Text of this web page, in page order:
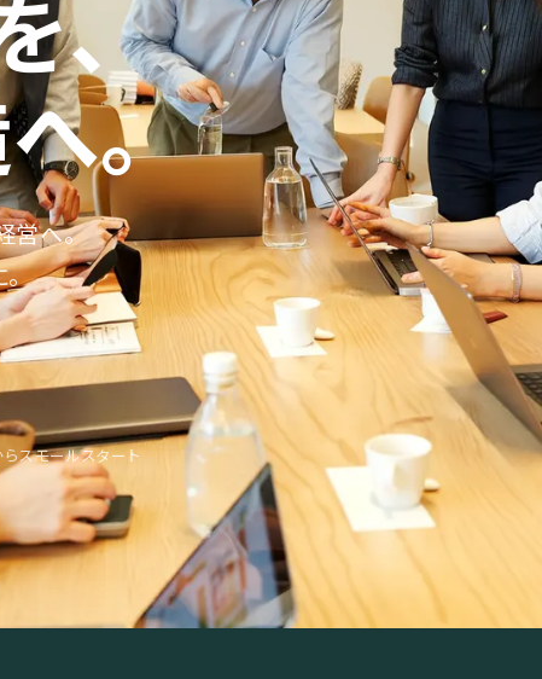
、
。
営へ。
スモールスタート